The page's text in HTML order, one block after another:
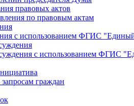
правовых актов
по правовым актам
с использованием ФГИС
с использованием ФГИС
граждан